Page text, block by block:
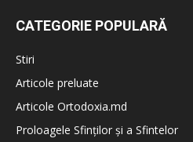
CATEGORIE POPULARĂ
Stiri
Articole preluate
Articole Ortodoxia.md
Proloagele Sfinților și a Sfintelor